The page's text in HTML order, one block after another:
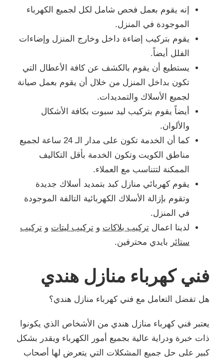
إنه يقوم بعمل فحص شامل لكل لجميع الكهرباء
الموجودة في المنزل.
يقوم بتركيب إضاءة داخل وخارج المنزل وإضاءات
الفلل أيضاً.
يستطيع أن يقوم بالكشف عن كافة الأعطال التي
تكون بداخل المنزل من خلال أن يقوم بعمل صيانة
لجميع الأسلاك والتمديدات.
أيضاً يقوم بتركيب ليد سبوت بكافة الأشكال
والألوان.
كما أن الخدمة تكون على مدار الـ 24 ساعة لجميع
مناطق الكويت وتكون الخدمة بأقل التكاليف
الممكنة لتتناسب مع العملاء.
يقوم كهربائي منازل كبد بتمديد أسلاك جديدة
وتقوم بإزالة الأسلاك الكهربائية التالفة الموجودة
في المنزل.
لدينا اعمال تركيب بلاكات و تركيب ليتات و تركيب
ستائر بايدي محترفين.
فني كهرباء منازل هندي
هل تفضل التعامل مع فني كهرباء منازل هندي؟
يعتبر فني كهرباء منازل هندي من الأشخاص الذي يكونوا
ذات خبرة ودراية عالية بجميع أمور الكهرباء ويقدر بشكل
كبير على حل جميع المشكلات التي يتعرض لها أصحاب